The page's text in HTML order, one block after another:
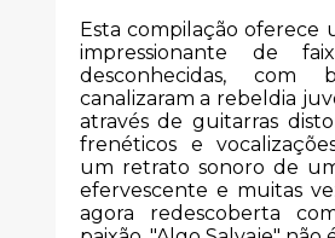
Esta compilação oferece
impressionante de
desconhecidas, com
canalizaram a rebeldia
através de guitarras
frenéticos e
um retrato sonoro de
efervescente e muitas
agora redescoberta